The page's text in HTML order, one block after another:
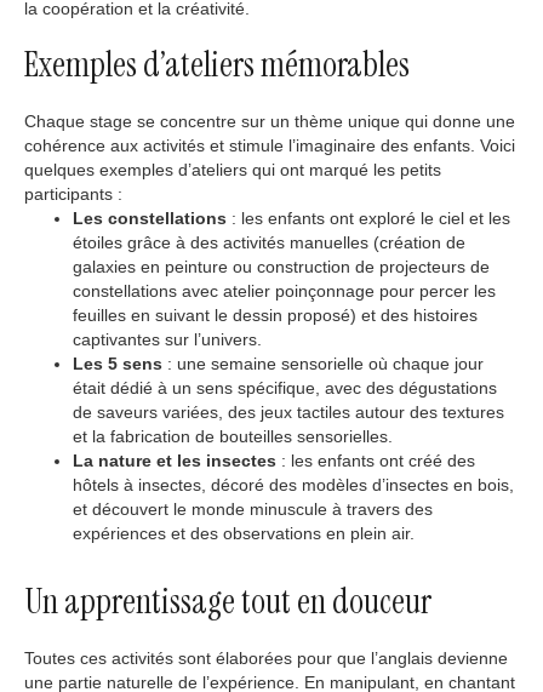
la coopération et la créativité.
Exemples d’ateliers mémorables
Chaque stage se concentre sur un thème unique qui donne une
cohérence aux activités et stimule l’imaginaire des enfants. Voici
quelques exemples d’ateliers qui ont marqué les petits
participants :
Les constellations : les enfants ont exploré le ciel et les
étoiles grâce à des activités manuelles (création de
galaxies en peinture ou construction de projecteurs de
constellations avec atelier poinçonnage pour percer les
feuilles en suivant le dessin proposé) et des histoires
captivantes sur l’univers.
Les 5 sens : une semaine sensorielle où chaque jour
était dédié à un sens spécifique, avec des dégustations
de saveurs variées, des jeux tactiles autour des textures
et la fabrication de bouteilles sensorielles.
La nature et les insectes : les enfants ont créé des
hôtels à insectes, décoré des modèles d’insectes en bois,
et découvert le monde minuscule à travers des
expériences et des observations en plein air.
Un apprentissage tout en douceur
Toutes ces activités sont élaborées pour que l’anglais devienne
une partie naturelle de l’expérience. En manipulant, en chantant